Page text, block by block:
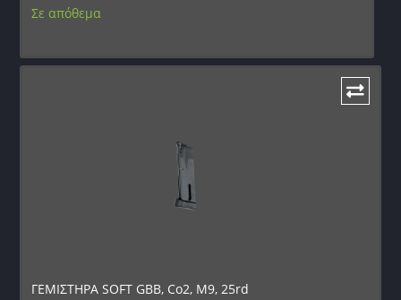
Σε απόθεμα
ΓΕΜΙΣΤΗΡΑ SOFT GBB, Co2, M9, 25rd